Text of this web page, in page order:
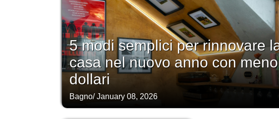
5 modi semplici per rinnovare
casa nel nuovo anno con
dollari
Bagno/January 08, 2026